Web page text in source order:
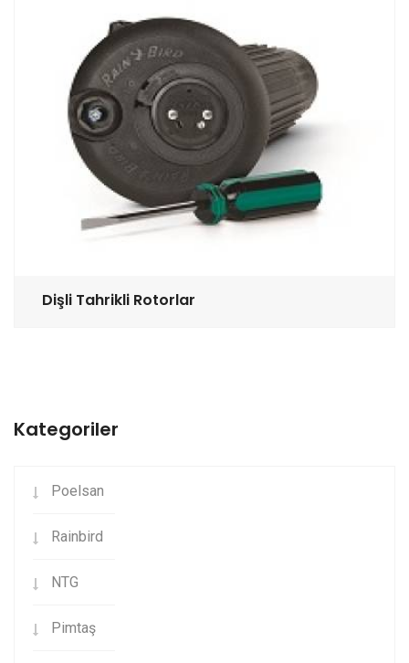
Dişli Tahrikli Rotorlar
Kategoriler
Poelsan
Rainbird
NTG
Pimtaş